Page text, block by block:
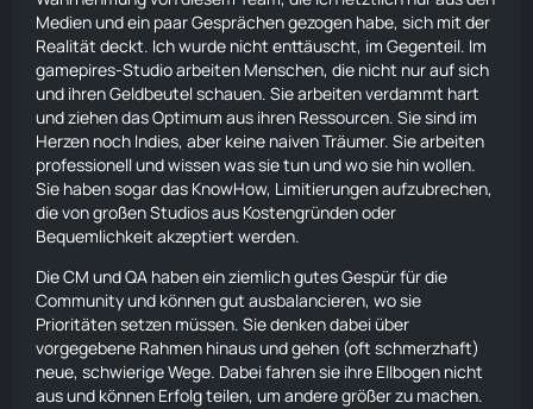
Medien und ein paar Gesprächen gezogen habe, sich mit der
Realität deckt. Ich wurde nicht enttäuscht, im Gegenteil. Im
gamepires-Studio arbeiten Menschen, die nicht nur auf sich
und ihren Geldbeutel schauen. Sie arbeiten verdammt hart
und ziehen das Optimum aus ihren Ressourcen. Sie sind im
Herzen noch Indies, aber keine naiven Träumer. Sie arbeiten
professionell und wissen was sie tun und wo sie hin wollen.
Sie haben sogar das KnowHow, Limitierungen aufzubrechen,
die von großen Studios aus Kostengründen oder
Bequemlichkeit akzeptiert werden.
Die CM und QA haben ein ziemlich gutes Gespür für die
Community und können gut ausbalancieren, wo sie
Prioritäten setzen müssen. Sie denken dabei über
vorgegebene Rahmen hinaus und gehen (oft schmerzhaft)
neue, schwierige Wege. Dabeifahrensie ihre Ellbogen nicht
aus und können Erfolg teilen, um andere größer zu machen.